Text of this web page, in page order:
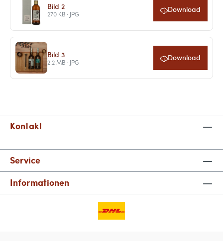
Bild 2
270 KB · JPG Download
Bild 3
2.2 MB · JPG Download
Kontakt
Service
Informationen